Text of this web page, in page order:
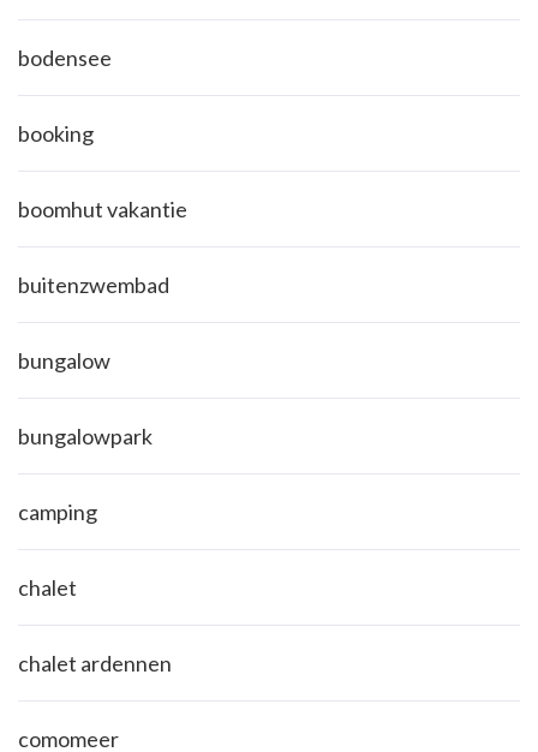
bodensee
booking
boomhut vakantie
buitenzwembad
bungalow
bungalowpark
camping
chalet
chalet ardennen
comomeer